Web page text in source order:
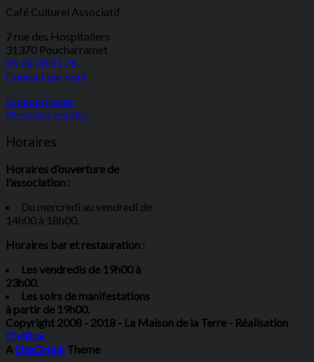
Café Culturel Associatif
7 rue des Hospitaliers
31370 Poucharramet
05 62 20 01 76
Contact par mail
Espace presse
Mentions légales
Horaires
Horaires d’ouverture de
l'association :
Du mercredi au vendredi de
14h00 à 18h00.
Horaires bar et restauration :
Les vendredis de 19h00 à
23h00.
Les soirs de manifestations
à partir de 19h00.
Copyright 2008 - 2018 - La Maison de la Terre - Réalisation
CiviBox
ASiteOrigin Theme